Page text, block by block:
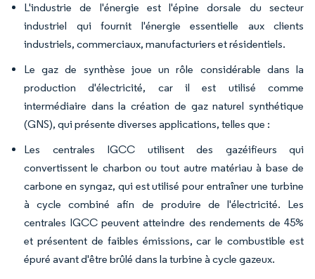
L'industrie de l'énergie est l'épine dorsale du secteur
industriel qui fournit l'énergie essentielle aux clients
industriels, commerciaux, manufacturiers et résidentiels.
Le gaz de synthèse joue un rôle considérable dans la
production d'électricité, car il est utilisé comme
intermédiaire dans la création de gaz naturel synthétique
(GNS), qui présente diverses applications, telles que :
Les centrales IGCC utilisent des gazéifieurs qui
convertissent le charbon ou tout autre matériau à base de
carbone en syngaz, qui est utilisé pour entraîner une turbine
à cycle combiné afin de produire de l'électricité. Les
centrales IGCC peuvent atteindre des rendements de 45%
et présentent de faibles émissions, car le combustible est
épuré avant d'être brûlé dans la turbine à cycle gazeux.